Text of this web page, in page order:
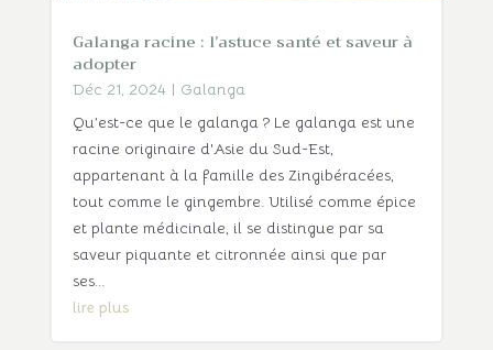
Galanga racine : l’astuce santé et saveur à
adopter
Déc 21, 2024 | Galanga
Qu’est-ce que le galanga ? Le galanga est une
racine originaire d'Asie du Sud-Est,
appartenant à la famille des Zingibéracées,
tout comme le gingembre. Utilisé comme épice
et plante médicinale, il se distingue par sa
saveur piquante et citronnée ainsi que par
ses...
lire plus